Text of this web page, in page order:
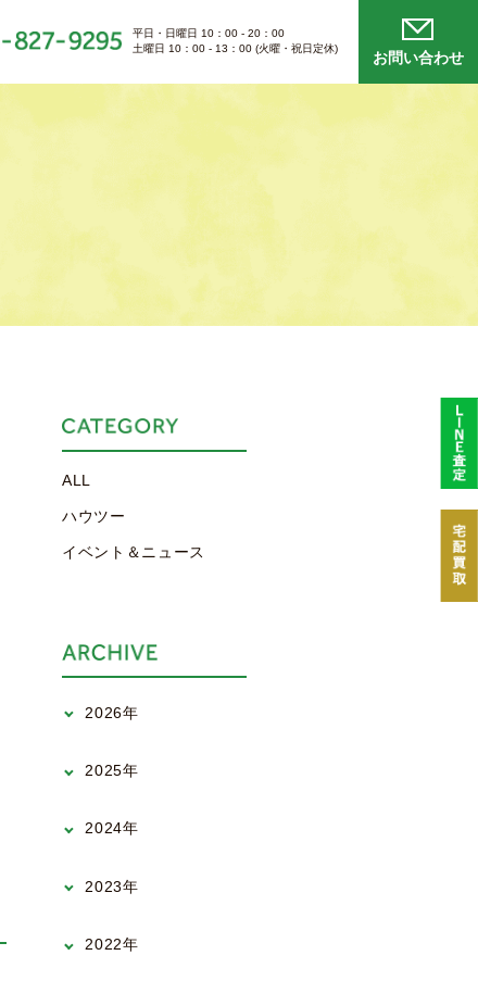
平日・日曜日 10：00 - 20：00
土曜日 10：00 - 13：00 (火曜・祝日定休)
お問い合わせ
ALL
ハウツー
イベント＆ニュース
2026年
2025年
2024年
2023年
2022年